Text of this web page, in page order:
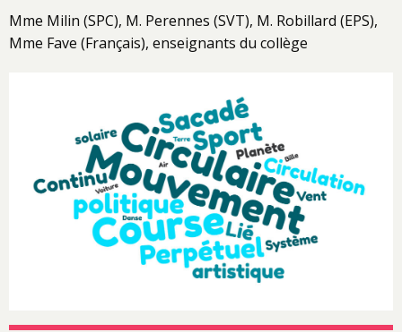
Mme Milin (SPC), M. Perennes (SVT), M. Robillard (EPS),
Mme Fave (Français), enseignants du collège